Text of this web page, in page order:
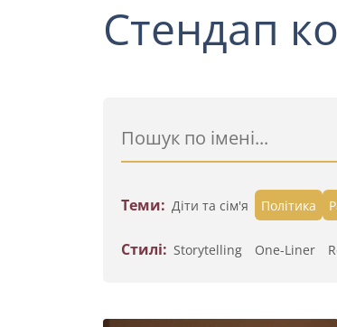
Стендап
Теми: Діти та сім'я Політика
Стилі: Storytelling One-Liner